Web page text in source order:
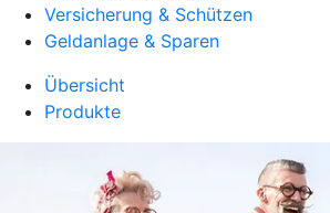
Versicherung & Schützen
Geldanlage & Sparen
Übersicht
Produkte